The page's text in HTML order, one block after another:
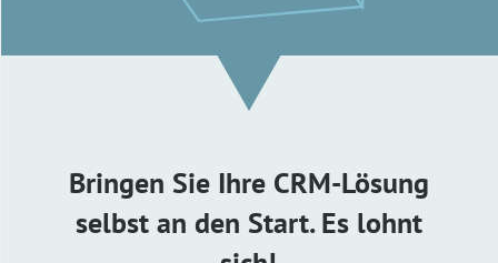
Bringen Sie Ihre CRM-Lösung
selbst an den Start. Es lohnt